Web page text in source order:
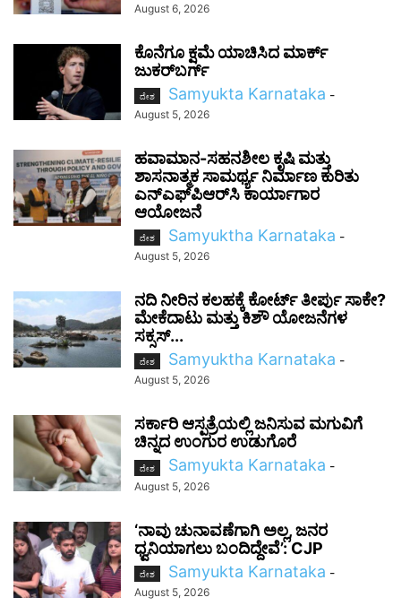
August 6, 2026
ಕೊನೆಗೂ ಕ್ಷಮೆ ಯಾಚಿಸಿದ ಮಾರ್ಕ್
ಜುಕರ್‌ಬರ್ಗ್
ದೇಶ Samyukta Karnataka -
August 5, 2026
ಹವಾಮಾನ-ಸಹನಶೀಲ ಕೃಷಿ ಮತ್ತು
ಶಾಸನಾತ್ಮಕ ಸಾಮರ್ಥ್ಯ ನಿರ್ಮಾಣ ಕುರಿತು
ಎನ್‌ಎಫ್‌ಪಿಆರ್‌ಸಿ ಕಾರ್ಯಾಗಾರ
ಆಯೋಜನೆ
ದೇಶ Samyuktha Karnataka -
August 5, 2026
ನದಿ ನೀರಿನ ಕಲಹಕ್ಕೆ ಕೋರ್ಟ್ ತೀರ್ಪು ಸಾಕೇ?
ಮೇಕೆದಾಟು ಮತ್ತು ಕಿಶೌ ಯೋಜನೆಗಳ
ಸಕ್ಸಸ್...
ದೇಶ Samyuktha Karnataka -
August 5, 2026
ಸರ್ಕಾರಿ ಆಸ್ಪತ್ರೆಯಲ್ಲಿ ಜನಿಸುವ ಮಗುವಿಗೆ
ಚಿನ್ನದ ಉಂಗುರ ಉಡುಗೊರೆ
ದೇಶ Samyukta Karnataka -
August 5, 2026
‘ನಾವು ಚುನಾವಣೆಗಾಗಿ ಅಲ್ಲ, ಜನರ
ಧ್ವನಿಯಾಗಲು ಬಂದಿದ್ದೇವೆ’: CJP
ದೇಶ Samyukta Karnataka -
August 5, 2026